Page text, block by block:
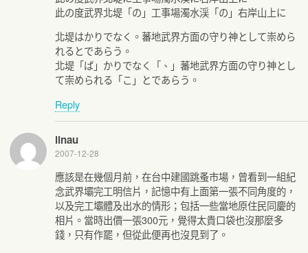
此の度武界北堤「の」工事場濁水渓「の」右岸山上に
北堤はかりでなく。蕃地武界方面の守り神として崇めら
れるとであらう。
北堤「ば」かりでなく「、」蕃地武界方面の守り神とし
て崇められる「こ」とであらう。
Reply
linau
2007-12-28
應該是在幾個月前，在台中建國跳蚤市場，曾看到一組紀
念武界壩完工明信片，記憶中有上面第一張不同角度的，
以及完工壩體及出水的情形；包括一些當地原住民同慶的
相片。當時出價一張300元，覺得太貴口袋也沒那麼多
錢，只有作罷，但從此便再也沒見到了。